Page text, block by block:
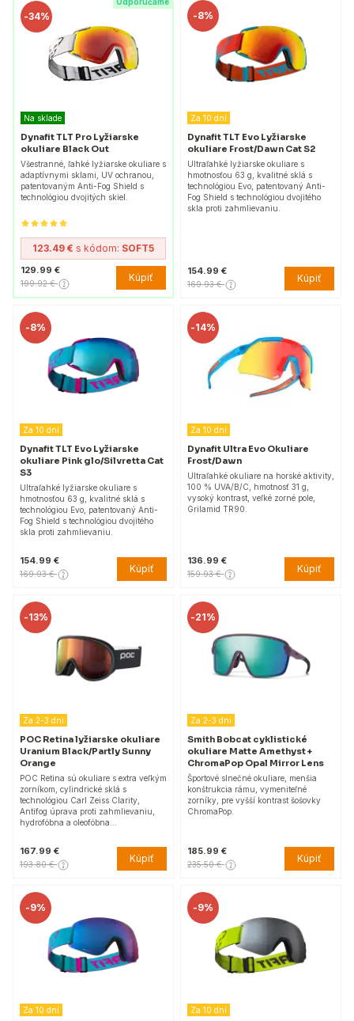
-34%
Na sklade
Dynafit TLT Pro Lyžiarske
okuliare Black Out
Všestranné, ľahké lyžiarske okuliare s
adaptívnymi sklami, UV ochranou,
patentovaným Anti-Fog Shield s
technológiou dvojitých skiel.
123.49 € s kódom: SOFT5
129.99 €
199.92 € Kúpiť
-8%
Za 10 dní
Dynafit TLT Evo Lyžiarske
okuliare Frost/Dawn Cat S2
Ultraľahké lyžiarske okuliare s
hmotnosťou 63 g, kvalitné sklá s
technológiou Evo, patentovaný Anti-
Fog Shield s technológiou dvojitého
skla proti zahmlievaniu.
154.99 €
169.93 € Kúpiť
-8%
Za 10 dní
Dynafit TLT Evo Lyžiarske
okuliare Pink glo/Silvretta Cat
S3
Ultraľahké lyžiarske okuliare s
hmotnosťou 63 g, kvalitné sklá s
technológiou Evo, patentovaný Anti-
Fog Shield s technológiou dvojitého
skla proti zahmlievaniu.
154.99 €
169.93 € Kúpiť
-14%
Za 10 dní
Dynafit Ultra Evo Okuliare
Frost/Dawn
Ultraľahké okuliare na horské aktivity,
100 % UVA/B/C, hmotnosť 31 g,
vysoký kontrast, veľké zorné pole,
Grilamid TR90.
136.99 €
159.93 € Kúpiť
-13%
Za 2-3 dni
POC Retina lyžiarske okuliare
Uranium Black/Partly Sunny
Orange
POC Retina sú okuliare s extra veľkým
zorníkom, cylindrické sklá s
technológiou Carl Zeiss Clarity,
Antifog úprava proti zahmlievaniu,
hydrofóbna a oleofóbna…
167.99 €
193.80 € Kúpiť
-21%
Za 2-3 dni
Smith Bobcat cyklistické
okuliare Matte Amethyst +
ChromaPop Opal Mirror Lens
Športové slnečné okuliare, menšia
konštrukcia rámu, vymeniteľné
zorníky, pre vyšší kontrast šošovky
ChromaPop.
185.99 €
235.50 € Kúpiť
-9%
Za 10 dní
-9%
Za 10 dní